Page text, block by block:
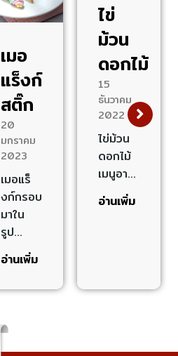
เมอ
แร็งก์
สติ๊ก
20
มกราคม
2023
เมอแร็
งก์กรอบ
มาใน
รูป…
อ่านเพิ่ม
ไข่
ม้วน
ดอกไม้
15
ธันวาคม
2022
ไข่ม้วน
ดอกไม้
เมนูอา…
อ่านเพิ่ม